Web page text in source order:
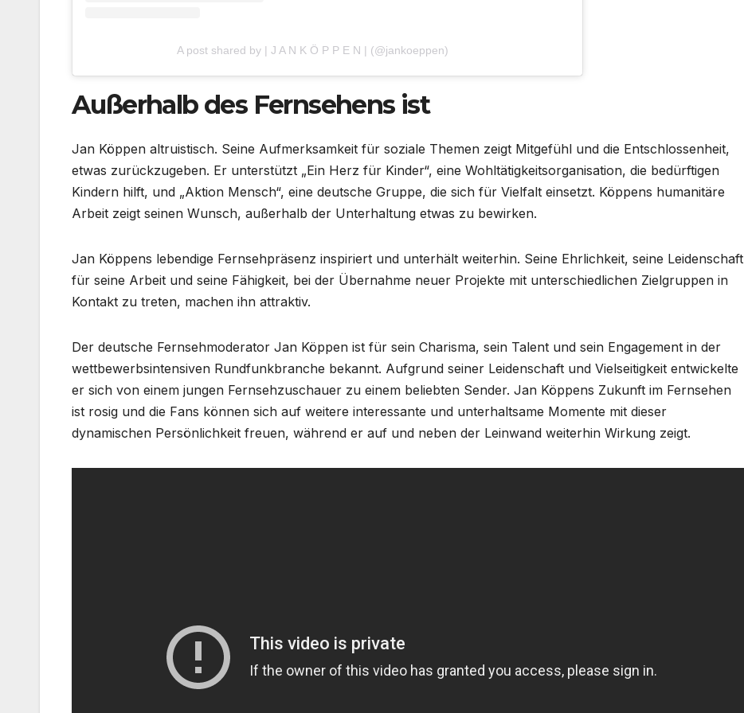
A post shared by | J A N K Ö P P E N | (@jankoeppen)
Außerhalb des Fernsehens ist
Jan Köppen altruistisch. Seine Aufmerksamkeit für soziale Themen zeigt Mitgefühl und die Entschlossenheit,
etwas zurückzugeben. Er unterstützt „Ein Herz für Kinder“, eine Wohltätigkeitsorganisation, die bedürftigen
Kindern hilft, und „Aktion Mensch“, eine deutsche Gruppe, die sich für Vielfalt einsetzt. Köppens humanitäre
Arbeit zeigt seinen Wunsch, außerhalb der Unterhaltung etwas zu bewirken.
Jan Köppens lebendige Fernsehpräsenz inspiriert und unterhält weiterhin. Seine Ehrlichkeit, seine Leidenschaft
für seine Arbeit und seine Fähigkeit, bei der Übernahme neuer Projekte mit unterschiedlichen Zielgruppen in
Kontakt zu treten, machen ihn attraktiv.
Der deutsche Fernsehmoderator Jan Köppen ist für sein Charisma, sein Talent und sein Engagement in der
wettbewerbsintensiven Rundfunkbranche bekannt. Aufgrund seiner Leidenschaft und Vielseitigkeit entwickelte
er sich von einem jungen Fernsehzuschauer zu einem beliebten Sender. Jan Köppens Zukunft im Fernsehen
ist rosig und die Fans können sich auf weitere interessante und unterhaltsame Momente mit dieser
dynamischen Persönlichkeit freuen, während er auf und neben der Leinwand weiterhin Wirkung zeigt.